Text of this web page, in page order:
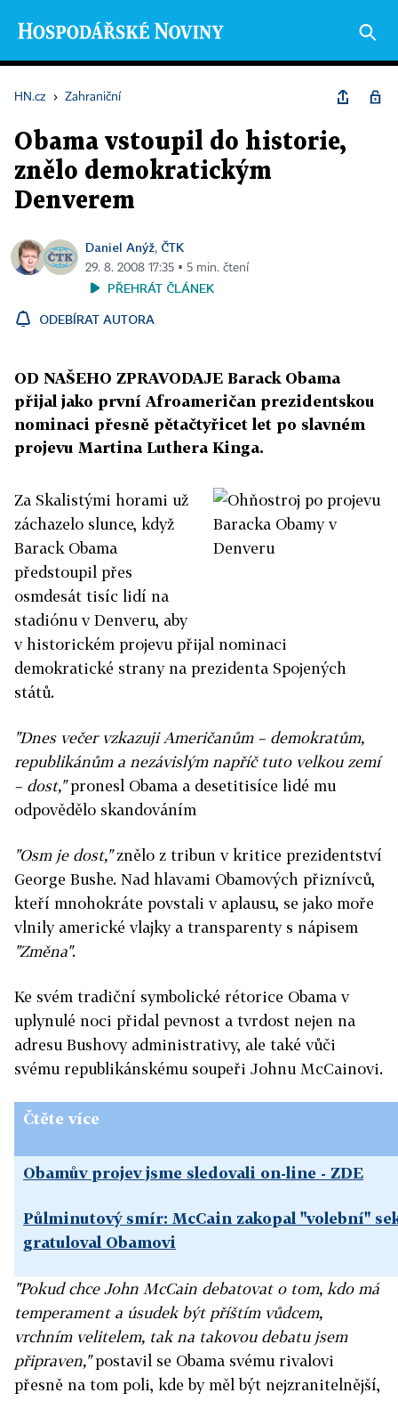
HN.cz › Zahraniční
Obama vstoupil do historie,
znělo demokratickým
Denverem
Daniel Anýž, ČTK
29. 8. 2008 17:35 ▪ 5 min. čtení
PŘEHRÁT ČLÁNEK
ODEBÍRAT AUTORA
OD NAŠEHO ZPRAVODAJE Barack Obama
přijal jako první Afroameričan prezidentskou
nominaci přesně pětačtyřicet let po slavném
projevu Martina Luthera Kinga.
Za Skalistými horami už
záchazelo slunce, když
Barack Obama
předstoupil přes
osmdesát tisíc lidí na
stadiónu v Denveru, aby
v historickém projevu přijal nominaci
demokratické strany na prezidenta Spojených
států.
"Dnes večer vzkazuji Američanům – demokratům,
republikánům a nezávislým napříč tuto velkou zemí
– dost,"pronesl Obama a desetitisíce lidé mu
odpovědělo skandováním
"Osm je dost,"znělo z tribun v kritice prezidentství
George Bushe. Nad hlavami Obamových přiznívců,
kteří mnohokráte povstali v aplausu, se jako moře
vlnily americké vlajky a transparenty s nápisem
"Změna".
Ke svém tradiční symbolické rétorice Obama v
uplynulé noci přidal pevnost a tvrdost nejen na
adresu Bushovy administrativy, ale také vůči
svému republikánskému soupeři Johnu McCainovi.
Čtěte více
Obamův projev jsme sledovali on-line - ZDE
Půlminutový smír: McCain zakopal "volební"
gratuloval Obamovi
"Pokud chce John McCain debatovat o tom, kdo má
temperament a úsudek být příštím vůdcem,
vrchním velitelem, tak na takovou debatu jsem
připraven,"postavil se Obama svému rivalovi
přesně na tom poli, kde by měl být nejzranitelnější,